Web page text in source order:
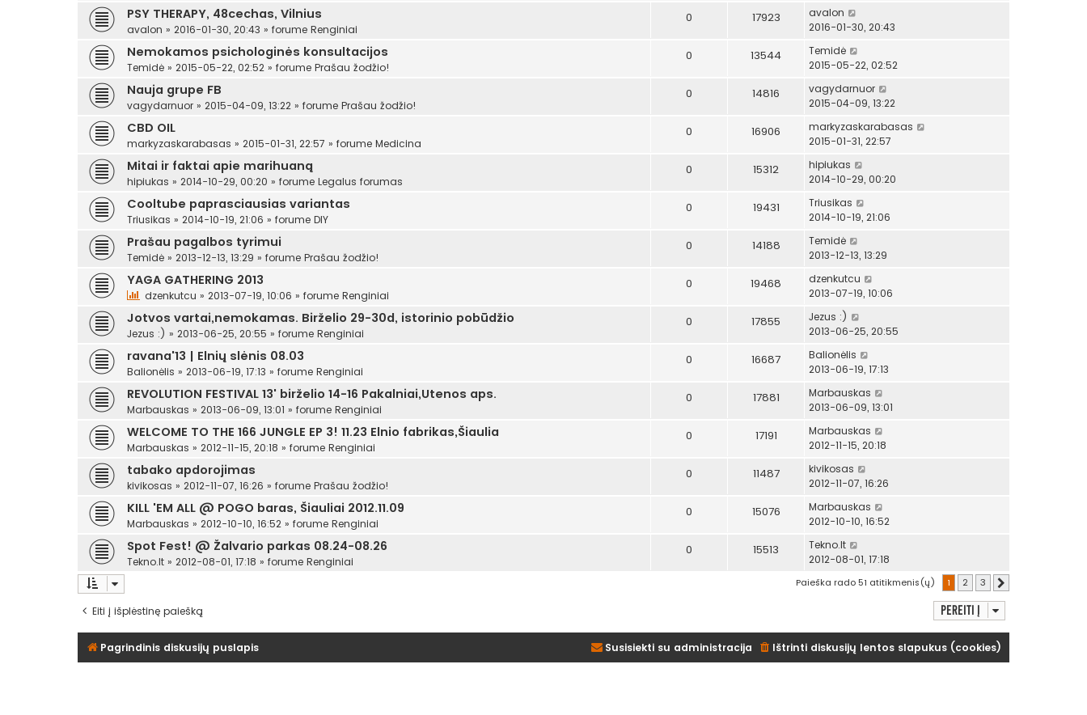
PSY THERAPY, 48cechas, Vilnius
avalon » 2016-01-30, 20:43 » forume Renginiai
0 17923
avalon
2016-01-30, 20:43
Nemokamos psichologinės konsultacijos
Temidė » 2015-05-22, 02:52 » forume Prašau žodžio!
0 13544
Temidė
2015-05-22, 02:52
Nauja grupe FB
vagydarnuor » 2015-04-09, 13:22 » forume Prašau žodžio!
0 14816
vagydarnuor
2015-04-09, 13:22
CBD OIL
markyzaskarabasas » 2015-01-31, 22:57 » forume Medicina
0 16906
markyzaskarabasas
2015-01-31, 22:57
Mitai ir faktai apie marihuaną
hipiukas » 2014-10-29, 00:20 » forume Legalus forumas
0 15312
hipiukas
2014-10-29, 00:20
Cooltube paprasciausias variantas
Triusikas » 2014-10-19, 21:06 » forume DIY
0 19431
Triusikas
2014-10-19, 21:06
Prašau pagalbos tyrimui
Temidė » 2013-12-13, 13:29 » forume Prašau žodžio!
0 14188
Temidė
2013-12-13, 13:29
YAGA GATHERING 2013
dzenkutcu » 2013-07-19, 10:06 » forume Renginiai
0 19468
dzenkutcu
2013-07-19, 10:06
Jotvos vartai,nemokamas. Birželio 29-30d, istorinio pobūdžio
Jezus :) » 2013-06-25, 20:55 » forume Renginiai
0 17855
Jezus :)
2013-06-25, 20:55
ravana'13 | Elnių slėnis 08.03
Balionėlis » 2013-06-19, 17:13 » forume Renginiai
0 16687
Balionėlis
2013-06-19, 17:13
REVOLUTION FESTIVAL 13' birželio 14-16 Pakalniai,Utenos aps.
Marbauskas » 2013-06-09, 13:01 » forume Renginiai
0 17881
Marbauskas
2013-06-09, 13:01
WELCOME TO THE 166 JUNGLE EP 3! 11.23 Elnio fabrikas,Šiaulia
Marbauskas » 2012-11-15, 20:18 » forume Renginiai
0 17191
Marbauskas
2012-11-15, 20:18
tabako apdorojimas
kivikosas » 2012-11-07, 16:26 » forume Prašau žodžio!
0 11487
kivikosas
2012-11-07, 16:26
KILL 'EM ALL @ POGO baras, Šiauliai 2012.11.09
Marbauskas » 2012-10-10, 16:52 » forume Renginiai
0 15076
Marbauskas
2012-10-10, 16:52
Spot Fest! @ Žalvario parkas 08.24-08.26
Tekno.lt » 2012-08-01, 17:18 » forume Renginiai
0 15513
Tekno.lt
2012-08-01, 17:18
Paieška rado 51 atitikmenis(ų) 1 2 3
Eiti į išplėstinę paiešką Pereiti į
Pagrindinis diskusijų puslapis Ištrinti diskusijų lentos slapukus (cookies)
Susisiekti su administracija